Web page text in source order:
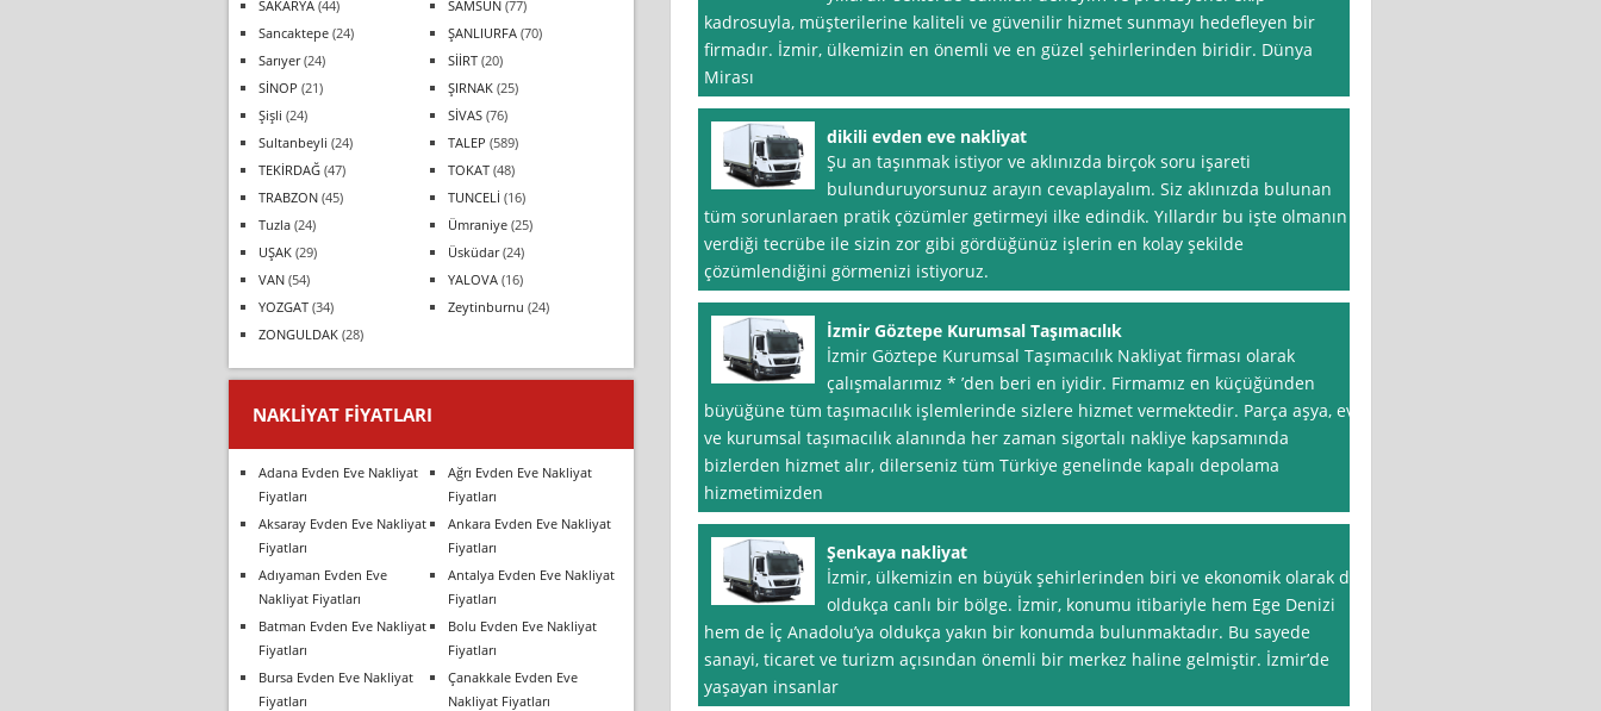
kadrosuyla, müşterilerine kaliteli ve güvenilir hizmet sunmayı hedefleyen bir
firmadır. İzmir, ülkemizin en önemli ve en güzel şehirlerinden biridir. Dünya
Mirası
dikili evden eve nakliyat
Şu an taşınmak istiyor ve aklınızda birçok soru işareti
bulunduruyorsunuz arayın cevaplayalım. Siz aklınızda bulunan
tüm sorunlaraen pratik çözümler getirmeyi ilke edindik. Yıllardır bu işte olmanın
verdiği tecrübe ile sizin zor gibi gördüğünüz işlerin en kolay şekilde
çözümlendiğini görmenizi istiyoruz.
İzmir Göztepe Kurumsal Taşımacılık
İzmir Göztepe Kurumsal Taşımacılık Nakliyat firması olarak
çalışmalarımız * ’den beri en iyidir. Firmamız en küçüğünden
büyüğüne tüm taşımacılık işlemlerinde sizlere hizmet vermektedir. Parça aşya, ev
ve kurumsal taşımacılık alanında her zaman sigortalı nakliye kapsamında
bizlerden hizmet alır, dilerseniz tüm Türkiye genelinde kapalı depolama
hizmetimizden
Şenkaya nakliyat
İzmir, ülkemizin en büyük şehirlerinden biri ve ekonomik olarak da
oldukça canlı bir bölge. İzmir, konumu itibariyle hem Ege Denizi
hem de İç Anadolu’ya oldukça yakın bir konumda bulunmaktadır. Bu sayede
sanayi, ticaret ve turizm açısından önemli bir merkez haline gelmiştir. İzmir’de
yaşayan insanlar
SAKARYA (44) SAMSUN (77)
Sancaktepe (24) ŞANLIURFA (70)
Sarıyer(24) SİİRT (20)
SİNOP (21) ŞIRNAK (25)
Şişli (24) SİVAS (76)
Sultanbeyli (24) TALEP (589)
TEKİRDAĞ (47) TOKAT (48)
TRABZON (45) TUNCELİ (16)
Tuzla (24) Ümraniye (25)
UŞAK (29) Üsküdar(24)
VAN (54) YALOVA (16)
YOZGAT (34) Zeytinburnu (24)
ZONGULDAK (28)
NAKLIYAT FIYATLARI
Adana Evden Eve Nakliyat
Fiyatları
Ağrı Evden Eve Nakliyat
Fiyatları
Aksaray Evden Eve Nakliyat
Fiyatları
Ankara Evden Eve Nakliyat
Fiyatları
Adıyaman Evden Eve
Nakliyat Fiyatları
Antalya Evden Eve Nakliyat
Fiyatları
Batman Evden Eve Nakliyat
Fiyatları
Bolu Evden Eve Nakliyat
Fiyatları
Bursa Evden Eve Nakliyat
Fiyatları
Çanakkale Evden Eve
Nakliyat Fiyatları